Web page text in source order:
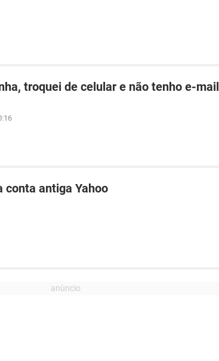
troquei de celular e não tenho e-mail
conta antiga Yahoo